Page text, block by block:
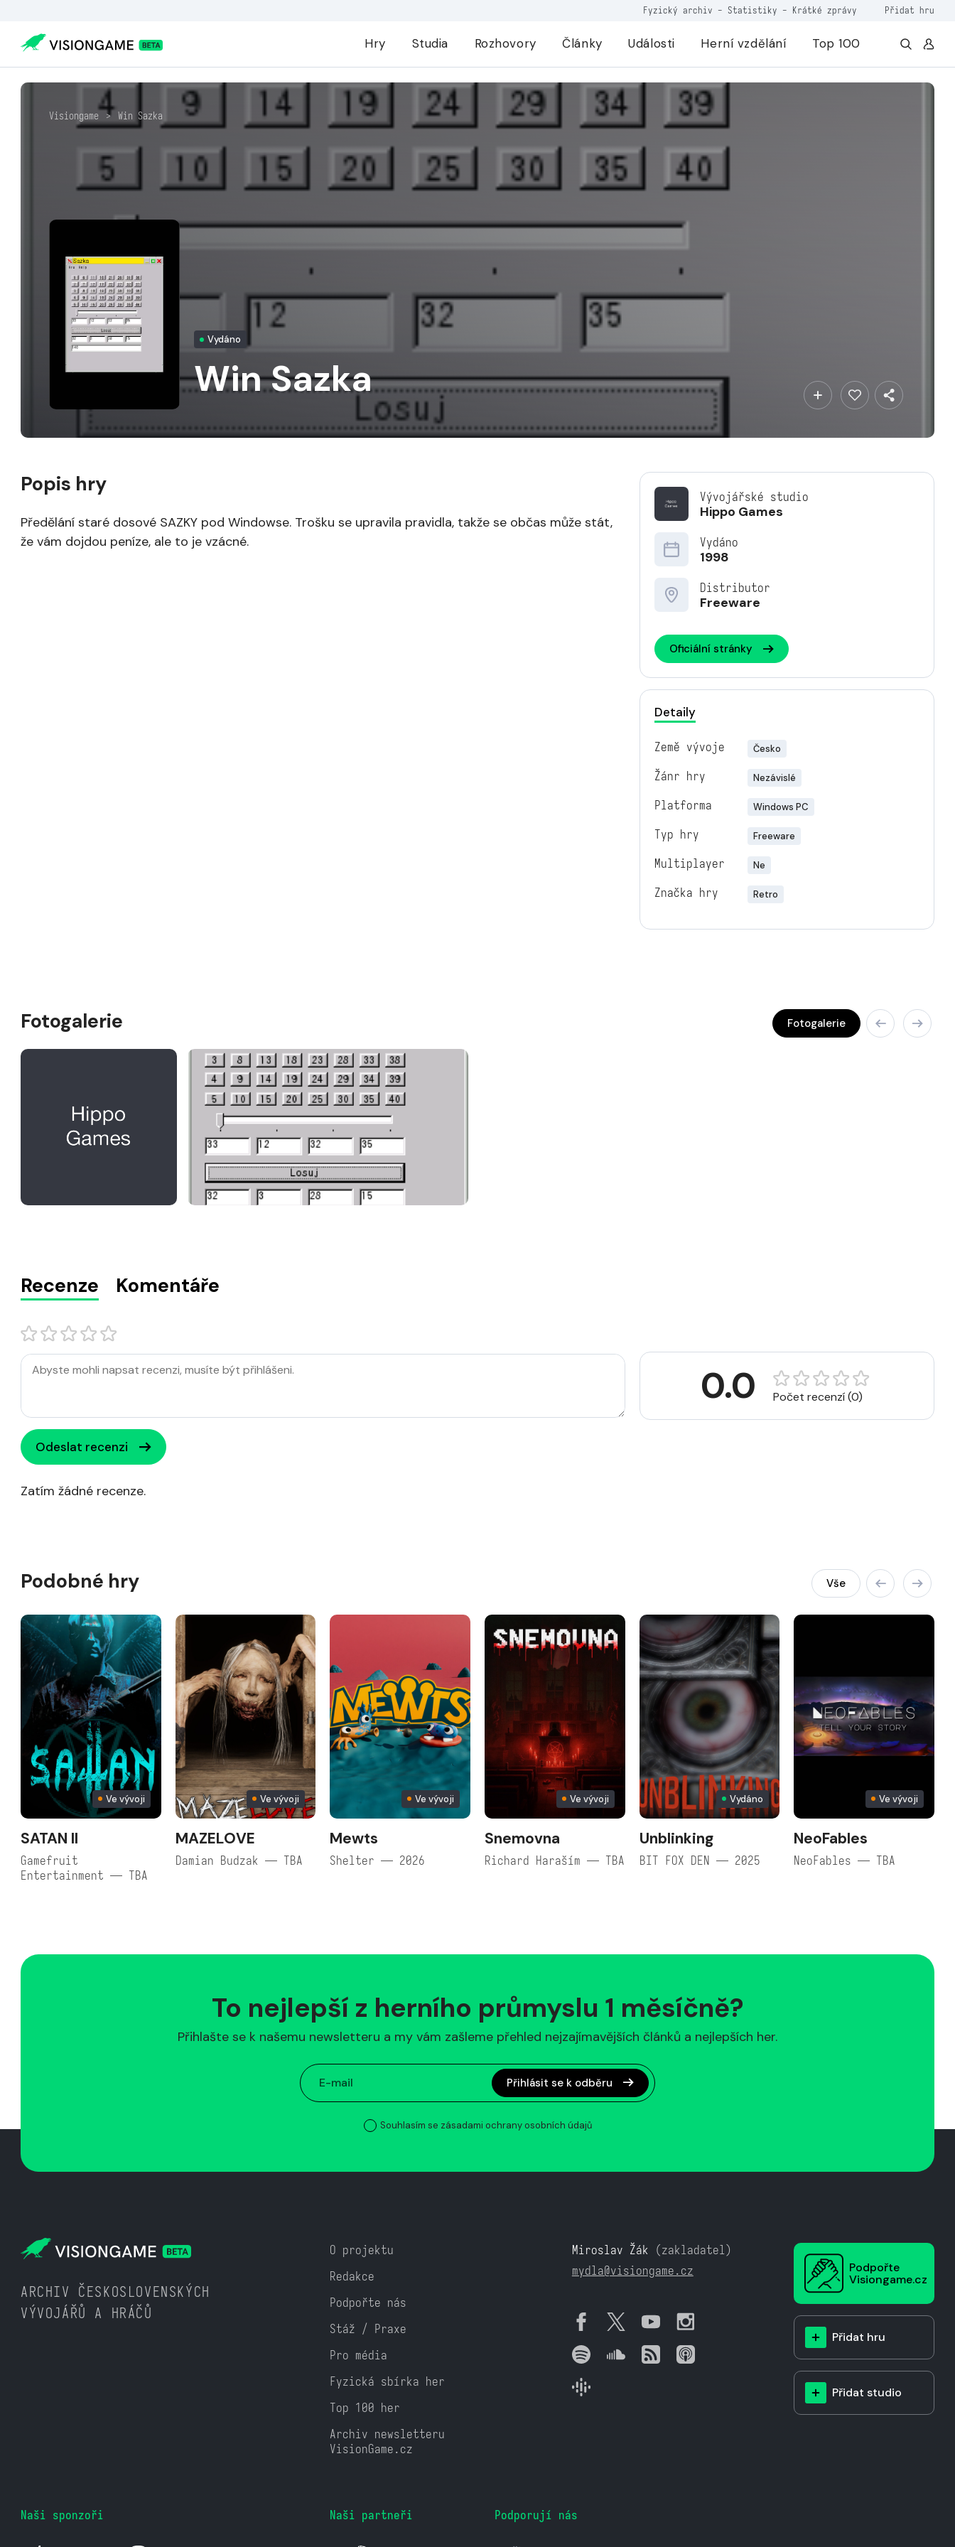
Fyzický archiv - Statistiky - Krátké zprávy Přidat hru
Hry Studia Rozhovory Články Události Herní vzdělání Top 100
Visiongame > Win Sazka
Vydáno
Win Sazka
Vývojářské studio
Hippo Games
Vydáno
1998
Distributor
Freeware
Oficiální stránky
Detaily
Země vývoje Česko
Žánr hry Nezávislé
Platforma Windows PC
Typ hry Freeware
Multiplayer Ne
Značka hry Retro
Popis hry
Předělání staré dosové SAZKY pod Windowse. Trošku se upravila pravidla, takže se občas může stát,
že vám dojdou peníze, ale to je vzácné.
Fotogalerie Fotogalerie
Recenze Komentáře
Odeslat recenzi
Zatím žádné recenze.
0.0 Počet recenzí (0)
Podobné hry Vše
Ve vývoji
SATAN II
Gamefruit
Entertainment — TBA
Ve vývoji
MAZELOVE
Damian Budzak — TBA
Ve vývoji
Mewts
Shelter — 2026
Ve vývoji
Snemovna
Richard Haraším — TBA
Vydáno
Unblinking
BIT FOX DEN — 2025
Ve vývoji
NeoFables
NeoFables — TBA
To nejlepší z herního průmyslu 1 měsíčně?
Přihlašte se k našemu newsletteru a my vám zašleme přehled nejzajímavějších článků a nejlepších her.
Přihlásit se k odběru
Souhlasím se zásadami ochrany osobních údajů
ARCHIV ČESKOSLOVENSKÝCH
VÝVOJÁŘŮ A HRÁČŮ
O projektu
Redakce
Podpořte nás
Stáž / Praxe
Pro média
Fyzická sbírka her
Top 100 her
Archiv newsletteru
VisionGame.cz
Miroslav Žák (zakladatel)
mydla@visiongame.cz
Podpořte
Visiongame.cz
Přidat hru
Přidat studio
Naši sponzoři Naši partneři Podporují nás